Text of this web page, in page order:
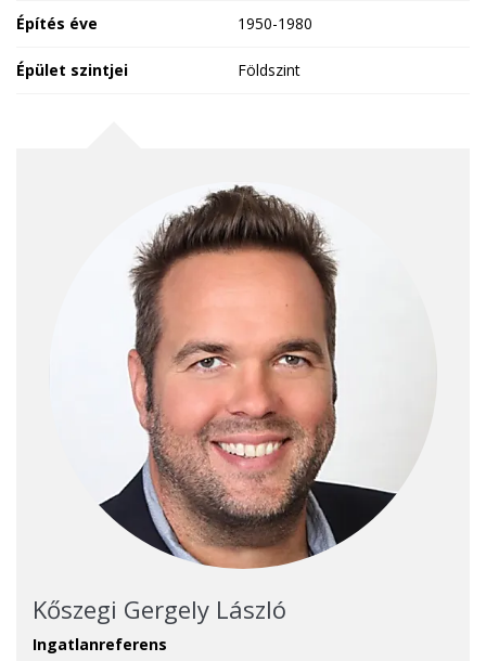
Építés éve 1950-1980
Épület szintjei Földszint
Kőszegi Gergely László
Ingatlanreferens